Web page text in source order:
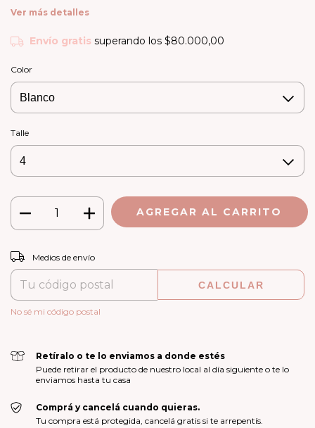
Ver más detalles
Envío gratis superando los $80.000,00
Color
Talle
Entregas para el CP:
Medios de envío
CALCULAR
No sé mi código postal
Retíralo o te lo enviamos a donde estés
Puede retirar el producto de nuestro local al día siguiente o te lo
enviamos hasta tu casa
Comprá y cancelá cuando quieras.
Tu compra está protegida, cancelá gratis si te arrepentís.